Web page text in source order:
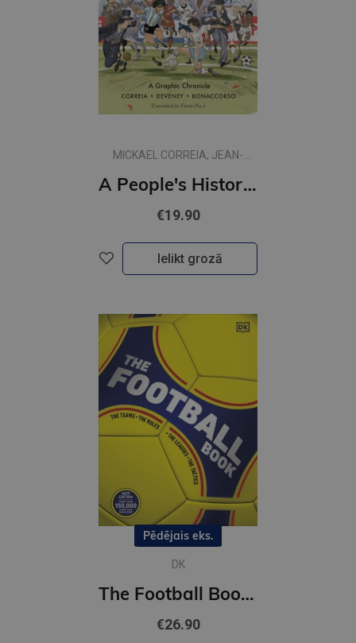
MICKAEL CORREIA, JEAN-
A People's History of Football : A Graphic Chronicle
€19.90
Ielikt grozā
Pēdējais eks.
DK
The Football Book : DK Sports Guides
€26.90